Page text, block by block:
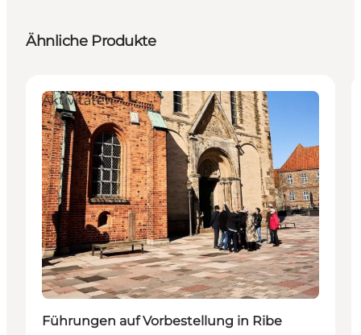
Ähnliche Produkte
Aktivitäten
Führungen auf Vorbestellung in Ribe